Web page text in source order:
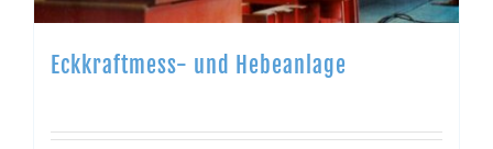
Eckkraftmess- und Hebeanlage